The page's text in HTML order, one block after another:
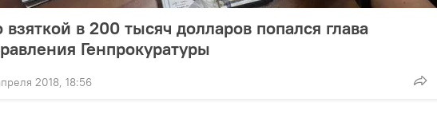
взяткой в 200 тысяч долларов попался глава
Генпрокуратуры
2018, 18:56